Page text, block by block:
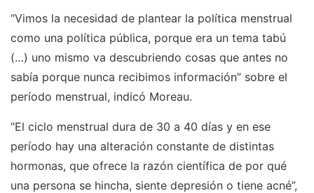
“Vimos la necesidad de plantear la política menstrual
como una política pública, porque era un tema tabú
(…) uno mismo va descubriendo cosas que antes no
sabía porque nunca recibimos información” sobre el
período menstrual, indicó Moreau.
“El ciclo menstrual dura de 30 a 40 días y en ese
período hay una alteración constante de distintas
hormonas, que ofrece la razón científica de por qué
una persona se hincha, siente depresión o tiene acné”,